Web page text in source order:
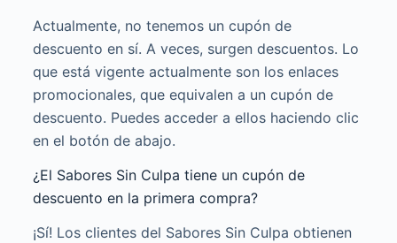
Actualmente, no tenemos un cupón de
descuento en sí. A veces, surgen descuentos. Lo
que está vigente actualmente son los enlaces
promocionales, que equivalen a un cupón de
descuento. Puedes acceder a ellos haciendo clic
en el botón de abajo.
¿El Sabores Sin Culpa tiene un cupón de
descuento en la primera compra?
¡Sí! Los clientes del Sabores Sin Culpa obtienen